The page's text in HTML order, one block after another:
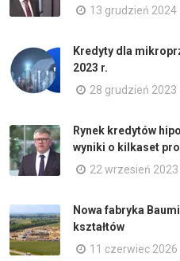
13 grudzień 2024
Kredyty dla
2023 r.
28 grudzień 2023
Rynek kredytów
wyniki o kilkaset
22 wrzesień 2023
Nowa fabryka
kształtów
11 czerwiec 2026